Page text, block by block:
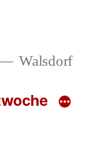
Walsdorf